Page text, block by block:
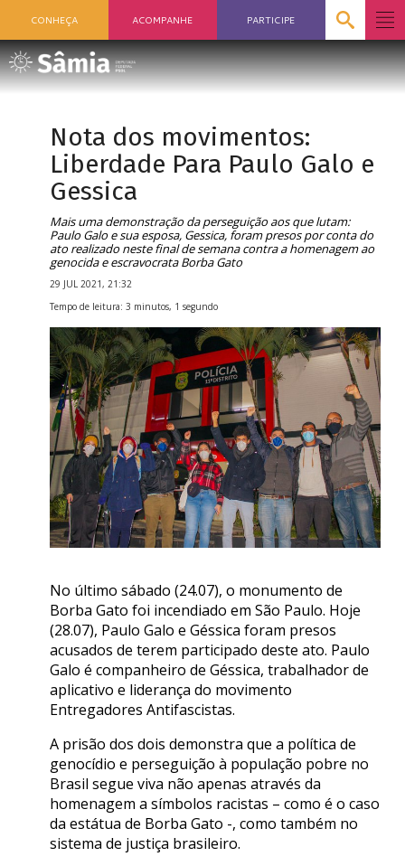
CONHEÇA ACOMPANHE PARTICIPE
Nota dos movimentos:
Liberdade Para Paulo Galo e
Gessica
Mais uma demonstração da perseguição aos que lutam:
Paulo Galo e sua esposa, Gessica, foram presos por conta do
ato realizado neste final de semana contra a homenagem ao
genocida e escravocrata Borba Gato
29 JUL 2021, 21:32
Tempo de leitura: 3 minutos, 1 segundo
No último sábado (24.07), o monumento de
Borba Gato foi incendiado em São Paulo. Hoje
(28.07), Paulo Galo e Géssica foram presos
acusados de terem participado deste ato. Paulo
Galo é companheiro de Géssica, trabalhador de
aplicativo e liderança do movimento
Entregadores Antifascistas.
A prisão dos dois demonstra que a política de
genocídio e perseguição à população pobre no
Brasil segue viva não apenas através da
homenagem a símbolos racistas – como é o caso
da estátua de Borba Gato -, como também no
sistema de justiça brasileiro.